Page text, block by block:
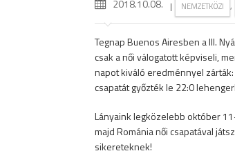
2018.10.08. | NEMZETKÖZI ,
Tegnap Buenos Airesben a III.
csak a női válogatott képviseli,
napot kiváló eredménnyel
csapatát győzték le 22:0
Lányaink legközelebb október
majd Románia női csapatával
sikereteknek!